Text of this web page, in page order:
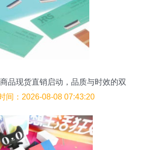
品现货直销启动，品质与时效的双
重保障
间：2026-08-08 07:43:20